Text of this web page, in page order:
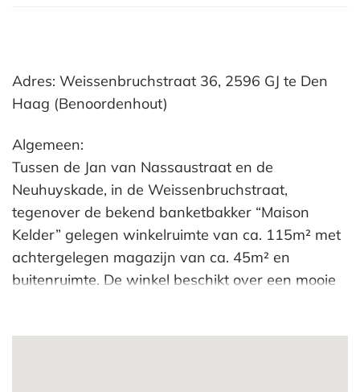
Adres: Weissenbruchstraat 36, 2596 GJ te Den
Haag (Benoordenhout)
Algemeen:
Tussen de Jan van Nassaustraat en de
Neuhuyskade, in de Weissenbruchstraat,
tegenover de bekend banketbakker “Maison
Kelder” gelegen winkelruimte van ca. 115m² met
achtergelegen magazijn van ca. 45m² en
buitenruimte. De winkel beschikt over een mooie